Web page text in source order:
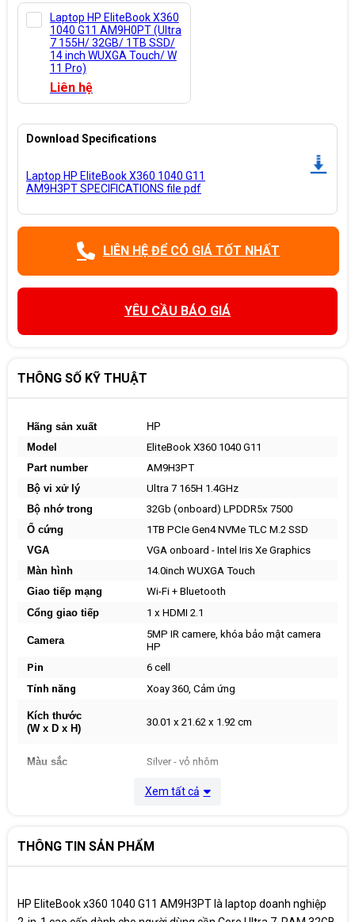
Laptop HP EliteBook X360
1040 G11 AM9H0PT (Ultra
7 155H/ 32GB/ 1TB SSD/
14 inch WUXGA Touch/ W
11 Pro)
Liên hệ
Download Specifications
Laptop HP EliteBook X360 1040 G11
AM9H3PT SPECIFICATIONS file pdf
LIÊN HỆ ĐỂ CÓ GIÁ TỐT NHẤT
YÊU CẦU BÁO GIÁ
THÔNG SỐ KỸ THUẬT
Hãng sản xuất
HP
Model
EliteBook X360 1040 G11
Part number
AM9H3PT
Bộ vi xử lý
Ultra 7 165H 1.4GHz
Bộ nhớ trong
32Gb (onboard) LPDDR5x 7500
Ổ cứng
1TB PCIe Gen4 NVMe TLC M.2 SSD
VGA
VGA onboard - Intel Iris Xe Graphics
Màn hình
14.0inch WUXGA Touch
Giao tiếp mạng
Wi-Fi + Bluetooth
Cổng giao tiếp
1 x HDMI 2.1
Camera
5MP IR camere, khóa bảo mật camera
HP
Pin
6 cell
Tính năng
Xoay 360, Cảm ứng
Kích thước
(W x D x H)
30.01 x 21.62 x 1.92 cm
Màu sắc Silver - vỏ nhôm
Pen
Hệ điều hành
Windows 11 Pro
Xem tất cả
THÔNG TIN SẢN PHẨM
HP EliteBook x360 1040 G11 AM9H3PT là laptop doanh nghiệp